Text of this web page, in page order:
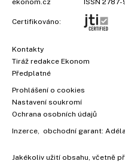
Certifikováno:
Kontakty
Tiráž redakce Ekonom
Předplatné
Prohlášení o cookies
Nastavení soukromí
Ochrana osobních údajů
Inzerce , obchodní garant:
Jakékoliv užití obsahu, včetně